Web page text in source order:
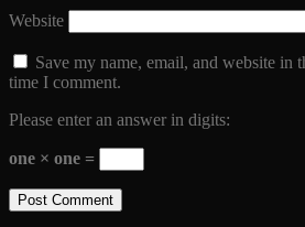
Website
Save my name, email, and website in
time I comment.
Please enter an answer in digits:
one × one =